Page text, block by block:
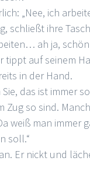
„Nee, ich
schließt ihre
ah ja,
tippt auf seinem
in der Hand.
Sie, das ist immer
Zug so sind.
weiß man immer
soll.“
Er nickt und